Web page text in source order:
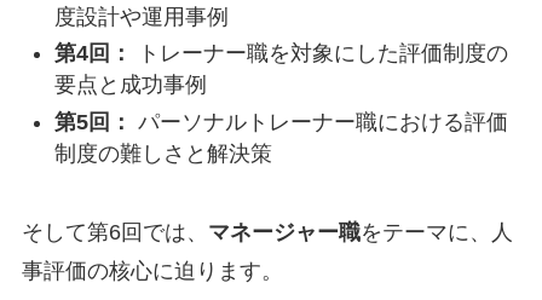
度設計や運用事例
第4回：
トレーナー職を対象にした評価制度の
要点と成功事例
第5回： パーソナルトレーナー職における評価
制度の難しさと解決策
そして第6回では、 マネージャー職をテーマに、人
事評価の核心に迫ります。